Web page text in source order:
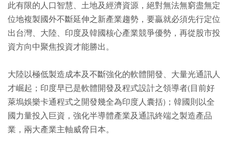
此有限的人口智慧、土地及經濟資源，絕對無法無窮盡無定
位地複製國外不斷延伸之新產業趨勢，要贏就必須先行定位
出台灣、大陸、印度及韓國核心產業競爭優勢，再從股市投
資方向中聚焦投資才能勝出。
大陸以極低製造成本及不斷強化的軟體開發、大量光通訊人
才崛起；印度早已是軟體開發及程式設計之領導者(目前好
萊塢娛樂卡通程式之開發幾全為印度人囊括)；韓國則以全
國力量投入巨資，強化半導體產業及通訊終端之製造產品
業，兩大產業主軸威脅日本。